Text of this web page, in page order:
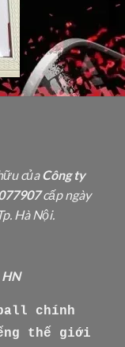
củaCông ty
cấp ngày
Hà Nội.
HN
chính
thế giới